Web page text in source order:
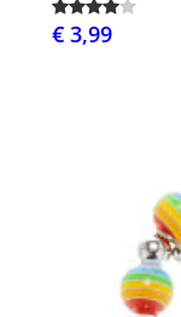
€ 3,99